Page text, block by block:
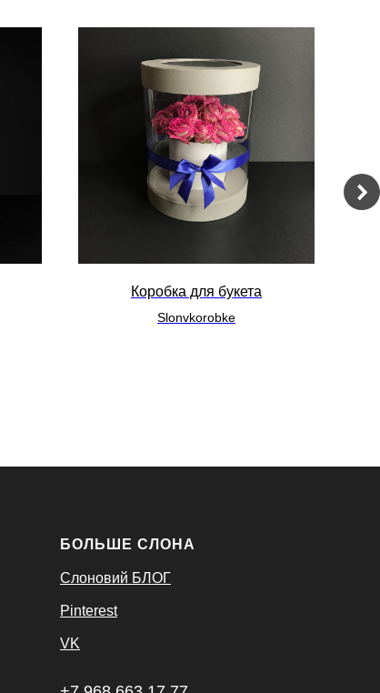
Коробка для букета
Slonvkorobke
БОЛЬШЕ СЛОНА
Слоновий БЛОГ
Pinterest
VK